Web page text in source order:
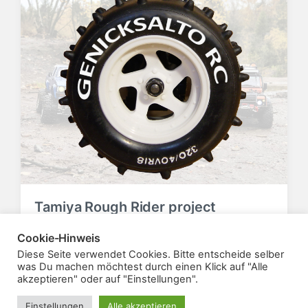
f
e
n
l
i
c
h
u
n
g
s
d
a
m
f
e
n
t
l
c
h
i
Tamiya Rough Rider project
V
e
r
ö
f
e
r
ö
f
Cookie-Hinweis
Diese Seite verwendet Cookies. Bitte entscheide selber
was Du machen möchtest durch einen Klick auf "Alle
akzeptieren" oder auf "Einstellungen".